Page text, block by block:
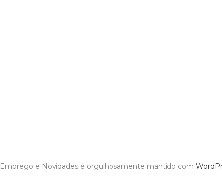
Emprego e Novidades é orgulhosamente mantido com